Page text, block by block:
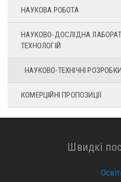
НАУКОВА РОБОТА
НАУКОВО-ДОСЛІДНА
ТЕХНОЛОГІЙ
НАУКОВО-ТЕХНІЧНІ РОЗРОБКИ
КОМЕРЦІЙНІ ПРОПОЗИЦІЇ
Швидкі